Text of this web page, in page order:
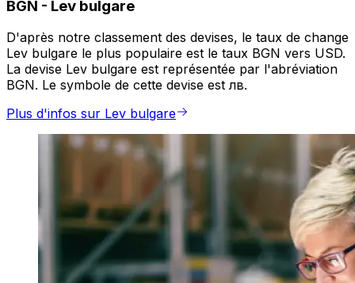
BGN - Lev bulgare
D'après notre classement des devises, le taux de change
Lev bulgare le plus populaire est le taux BGN vers USD.
La devise Lev bulgare est représentée par l'abréviation
BGN. Le symbole de cette devise est лв.
Plus d'infos sur Lev bulgare